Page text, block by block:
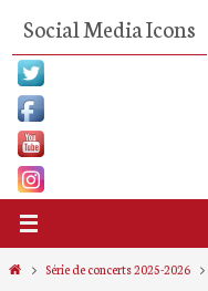
Social Media Icons
HomeSérie de concerts 2025-2026